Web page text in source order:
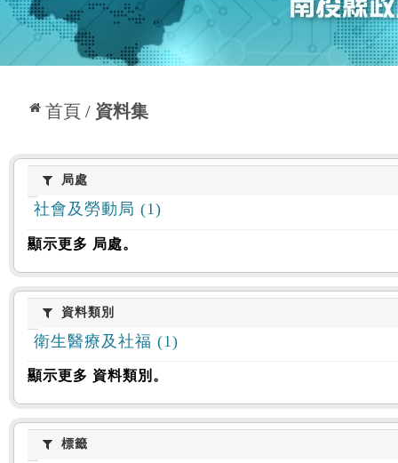
首頁 資料集
:::
局處局處
社會及勞動局 (1)
顯示更多 局處。
資料類別
資料類別
衛生醫療及社福 (1)
顯示更多 資料類別。
標籤標籤